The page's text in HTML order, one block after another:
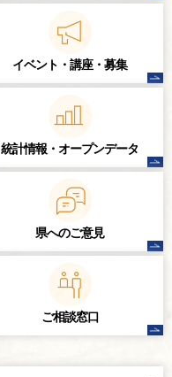
イベント・講座・ 募集
統計情報・ オープンデータ
県へのご意見
ご相談窓口